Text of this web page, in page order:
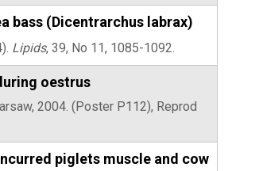
bass (Dicentrarchus labrax)
Lipids, 39, No 11, 1085-1092.
oestrus
2004. (Poster P112), Reprod
piglets muscle and cow